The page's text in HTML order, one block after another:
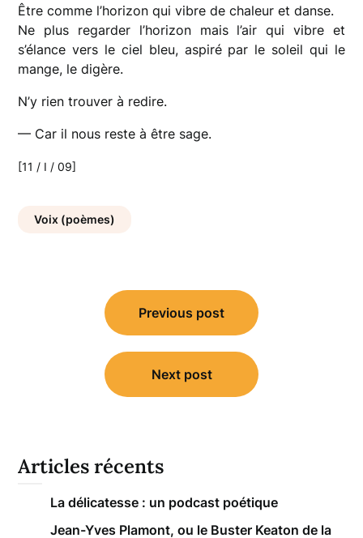
Être comme l’horizon qui vibre de chaleur et danse.
Ne plus regarder l’horizon mais l’air qui vibre et
s’élance vers le ciel bleu, aspiré par le soleil qui le
mange, le digère.
N’y rien trouver à redire.
— Car il nous reste à être sage.
[11 / I / 09]
Voix (poèmes)
Navigation
Previous post
Next post
Articles récents
La délicatesse : un podcast poétique
Jean-Yves Plamont, ou le Buster Keaton de la